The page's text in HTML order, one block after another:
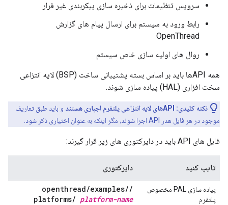
سرویس تنظیمات برای ذخیره سازی پیکربندی غیر فرار
رابط ورود به سیستم برای ارسال پیام های گزارش
OpenThread
روال های اولیه سازی خاص سیستم
همه APIها باید بر اساس بسته پشتیبانی ساخت (BSP) لایه انتزاعی
سخت افزاری (HAL) پیاده سازی شوند.
نکته کلیدی: APIهای لایه انتزاعی پلتفرم اجباری هستند
و باید طبق تعاریف
موجود در هر فایل هدر API اجرا شوند، مگر اینکه به عنوان اختیاری ذکر شود.
فایل های API باید در دایرکتوری های زیر قرار گیرند:
تایپ کنید دایرکتوری
پیاده سازی PAL مخصوص
پلتفرم
/
openthread/examples/
platforms/ platform-name